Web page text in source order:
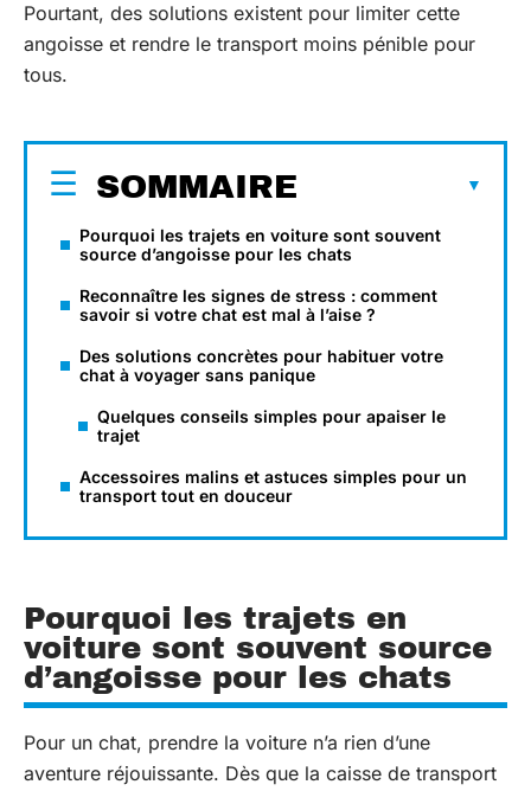
Pourtant, des solutions existent pour limiter cette
angoisse et rendre le transport moins pénible pour
tous.
SOMMAIRE
Pourquoi les trajets en voiture sont souvent
source d’angoisse pour les chats
Reconnaître les signes de stress : comment
savoir si votre chat est mal à l’aise ?
Des solutions concrètes pour habituer votre
chat à voyager sans panique
Quelques conseils simples pour apaiser le
trajet
Accessoires malins et astuces simples pour un
transport tout en douceur
Pourquoi les trajets en
voiture sont souvent source
d’angoisse pour les chats
Pour un chat, prendre la voiture n’a rien d’une
aventure réjouissante. Dès que la caisse de transport